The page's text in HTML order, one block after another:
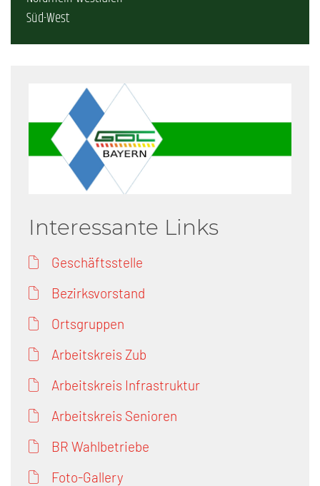
Süd-West
Interessante Links
Geschäftsstelle
Bezirksvorstand
Ortsgruppen
Arbeitskreis Zub
Arbeitskreis Infrastruktur
Arbeitskreis Senioren
BR Wahlbetriebe
Foto-Gallery